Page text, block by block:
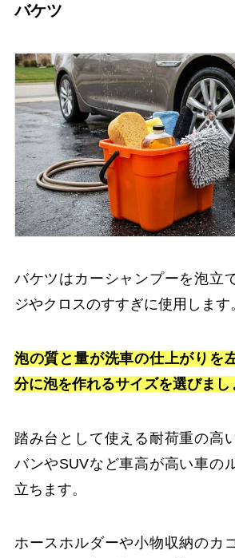
バケツ
バケツはカーシャンプーを泡立
ジやクロスのすすぎに使用します
泡の質と量が洗車の仕上がりを
分に泡を作れるサイズを選びまし
踏み台として使える耐荷重の高
バンやSUVなど車高が高い車の
立ちます。
ホースホルダーや小物収納のカ